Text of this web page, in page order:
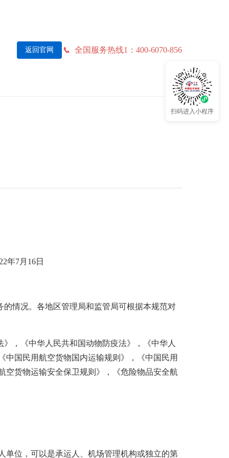
扫码进入小程序
返回官网 全国服务热线1：400-6070-856
年7月16日
情况。各地区管理局和监管局可根据本规范对
，《中华人民共和国动物防疫法》，《中华人
国民用航空货物国内运输规则》，《中国民用
空货物运输安全保卫规则》，《危险物品安全航
单位，可以是承运人、机场管理机构或独立的第